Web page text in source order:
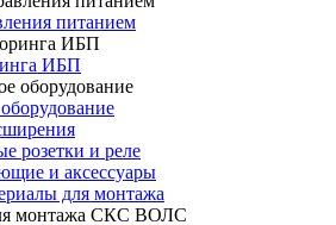
питанием
ИБП
розетки и реле
и аксессуары
для монтажа